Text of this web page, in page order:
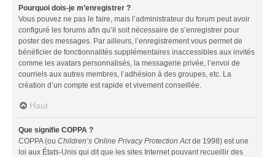
Pourquoi dois-je m’enregistrer ?
Vous pouvez ne pas le faire, mais l’administrateur du forum peut avoir
configuré les forums afin qu’il soit nécessaire de s’enregistrer pour
poster des messages. Par ailleurs, l’enregistrement vous permet de
bénéficier de fonctionnalités supplémentaires inaccessibles aux invités
comme les avatars personnalisés, la messagerie privée, l’envoi de
courriels aux autres membres, l’adhésion à des groupes, etc. La
création d’un compte est rapide et vivement conseillée.
Haut
Que signifie COPPA ?
COPPA (ou Children’s Online Privacy Protection Actde 1998) est une
loi aux États-Unis qui dit que les sites Internet pouvant recueillir des